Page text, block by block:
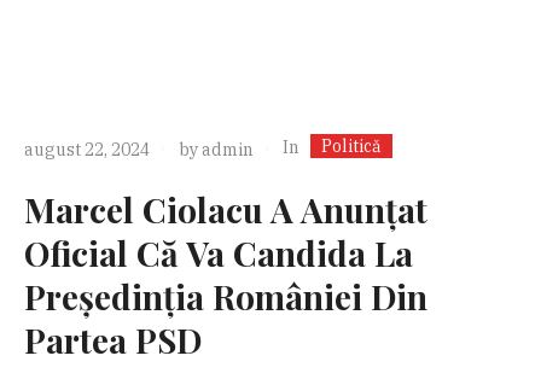
august 22, 2024 byadmin In Politică
Marcel Ciolacu A Anunțat
Oficial Că Va Candida La
Președinția României Din
Partea PSD